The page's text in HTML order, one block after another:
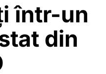
într-un
din